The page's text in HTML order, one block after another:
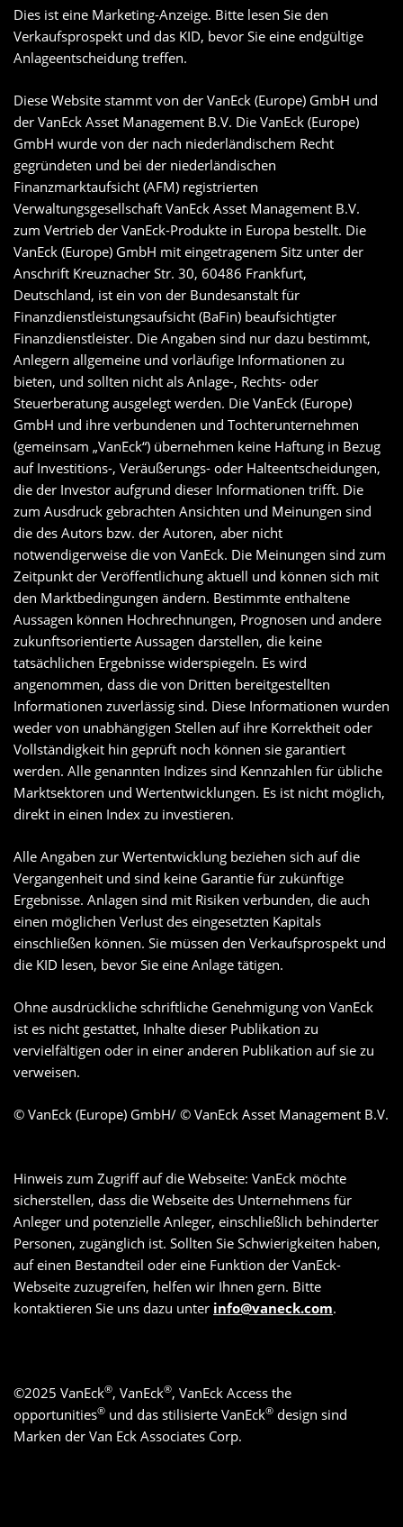
Dies ist eine Marketing-Anzeige. Bitte lesen Sie den
Verkaufsprospekt und das KID, bevor Sie eine endgültige
Anlageentscheidung treffen.
Diese Website stammt von der VanEck (Europe) GmbH und
der VanEck Asset Management B.V. Die VanEck (Europe)
GmbH wurde von der nach niederländischem Recht
gegründeten und bei der niederländischen
Finanzmarktaufsicht (AFM) registrierten
Verwaltungsgesellschaft VanEck Asset Management B.V.
zum Vertrieb der VanEck-Produkte in Europa bestellt. Die
VanEck (Europe) GmbH mit eingetragenem Sitz unter der
Anschrift Kreuznacher Str. 30, 60486 Frankfurt,
Deutschland, ist ein von der Bundesanstalt für
Finanzdienstleistungsaufsicht (BaFin) beaufsichtigter
Finanzdienstleister. Die Angaben sind nur dazu bestimmt,
Anlegern allgemeine und vorläufige Informationen zu
bieten, und sollten nicht als Anlage-, Rechts- oder
Steuerberatung ausgelegt werden. Die VanEck (Europe)
GmbH und ihre verbundenen und Tochterunternehmen
(gemeinsam „VanEck“) übernehmen keine Haftung in Bezug
auf Investitions-, Veräußerungs- oder Halteentscheidungen,
die der Investor aufgrund dieser Informationen trifft. Die
zum Ausdruck gebrachten Ansichten und Meinungen sind
die des Autors bzw. der Autoren, aber nicht
notwendigerweise die von VanEck. Die Meinungen sind zum
Zeitpunkt der Veröffentlichung aktuell und können sich mit
den Marktbedingungen ändern. Bestimmte enthaltene
Aussagen können Hochrechnungen, Prognosen und andere
zukunftsorientierte Aussagen darstellen, die keine
tatsächlichen Ergebnisse widerspiegeln. Es wird
angenommen, dass die von Dritten bereitgestellten
Informationen zuverlässig sind. Diese Informationen wurden
weder von unabhängigen Stellen auf ihre Korrektheit oder
Vollständigkeit hin geprüft noch können sie garantiert
werden. Alle genannten Indizes sind Kennzahlen für übliche
Marktsektoren und Wertentwicklungen. Es ist nicht möglich,
direkt in einen Index zu investieren.
Alle Angaben zur Wertentwicklung beziehen sich auf die
Vergangenheit und sind keine Garantie für zukünftige
Ergebnisse. Anlagen sind mit Risiken verbunden, die auch
einen möglichen Verlust des eingesetzten Kapitals
einschließen können. Sie müssen den Verkaufsprospekt und
die KID lesen, bevor Sie eine Anlage tätigen.
Ohne ausdrückliche schriftliche Genehmigung von VanEck
ist es nicht gestattet, Inhalte dieser Publikation zu
vervielfältigen oder in einer anderen Publikation auf sie zu
verweisen.
© VanEck (Europe) GmbH/ © VanEck Asset Management B.V.
Hinweis zum Zugriff auf die Webseite: VanEck möchte
sicherstellen, dass die Webseite des Unternehmens für
Anleger und potenzielle Anleger, einschließlich behinderter
Personen, zugänglich ist. Sollten Sie Schwierigkeiten haben,
auf einen Bestandteil oder eine Funktion der VanEck-
Webseite zuzugreifen, helfen wir Ihnen gern. Bitte
kontaktieren Sie uns dazu unter info@vaneck.com.
©2025 VanEck®, VanEck®, VanEck Access the
opportunities® und das stilisierte VanEck® design sind
Marken der Van Eck Associates Corp.